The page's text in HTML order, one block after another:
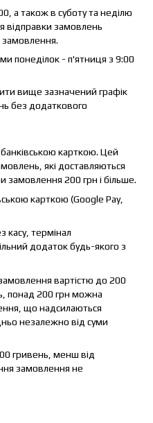
а також в суботу та неділю
відправки замовлень
понеділок - п'ятниця з 9:00
вище зазначений графік
без додаткового
карткою. Цей
які доставляються
200 грн і більше.
карткою (Google Pay,
касу, термінал
додаток будь-якого з
вартістю до 200
понад 200 грн можна
що надсилаються
незалежно від суми
гривень, менш від
замовлення не